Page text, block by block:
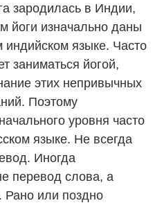
зародилась в Индии,
йоги изначально даны
индийском языке. Часто
заниматься йогой,
этих непривычных
Поэтому
уровня часто
языке. Не всегда
Иногда
перевод слова, а
Рано или поздно